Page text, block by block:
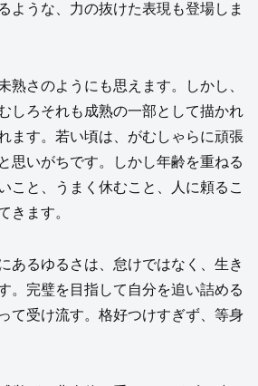
ような、力の抜けた表現も登場しま
熟さのようにも思えます。しかし、
しろそれも成熟の一部として描かれ
ます。若い頃は、がむしゃらに頑張
思いがちです。しかし年齢を重ねる
こと、うまく休むこと、人に頼るこ
きます。
あるゆるさは、怠けではなく、生き
。完璧を目指して自分を追い詰める
て受け流す。格好つけすぎず、等身